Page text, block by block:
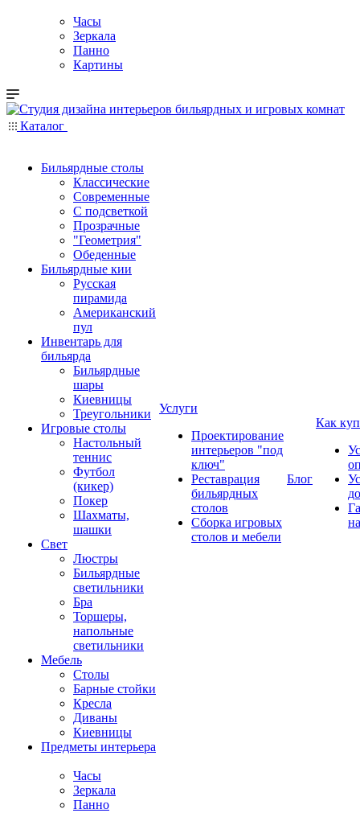
Часы
Зеркала
Панно
Картины
Каталог
Бильярдные столы
Классические
Современные
С подсветкой
Прозрачные
"Геометрия"
Обеденные
Бильярдные кии
Русская
пирамида
Американский
пул
Инвентарь для
бильярда
Бильярдные
шары
Киевницы
Треугольники
Игровые столы
Настольный
теннис
Футбол
(кикер)
Покер
Шахматы,
шашки
Свет
Люстры
Бильярдные
светильники
Бра
Торшеры,
напольные
светильники
Мебель
Столы
Барные стойки
Кресла
Диваны
Киевницы
Предметы интерьера
Часы
Зеркала
Панно
Услуги
Проектирование
интерьеров "под
ключ"
Реставрация
бильярдных
столов
Сборка игровых
столов и мебели
Блог
Как